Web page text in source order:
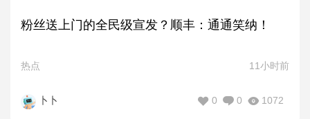
粉丝送上门的全民级宣发？顺丰：通通笑纳！
热点 11小时前
卜卜 1072
0
0